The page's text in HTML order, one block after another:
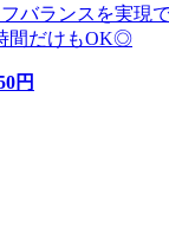
バランスを実現
間だけもOK◎
円